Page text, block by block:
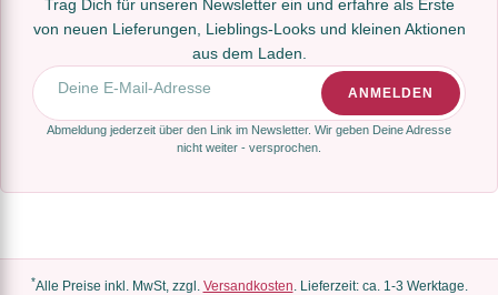
Trag Dich für unseren Newsletter ein und erfahre als Erste
von neuen Lieferungen, Lieblings-Looks und kleinen Aktionen
aus dem Laden.
E-Mail-Adresse
ANMELDEN
Abmeldung jederzeit über den Link im Newsletter. Wir geben Deine Adresse
nicht weiter - versprochen.
*Alle Preise inkl. MwSt, zzgl. Versandkosten. Lieferzeit: ca. 1-3 Werktage.